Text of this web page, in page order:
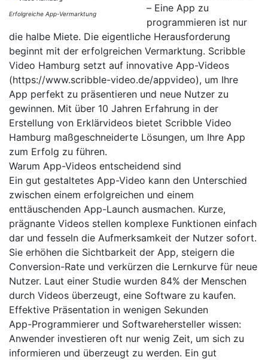
Erfolgreiche App-Vermarktung
– Eine App zu
programmieren ist nur
die halbe Miete. Die eigentliche Herausforderung
beginnt mit der erfolgreichen Vermarktung. Scribble
Video Hamburg setzt auf innovative App-Videos
(https://www.scribble-video.de/appvideo), um Ihre
App perfekt zu präsentieren und neue Nutzer zu
gewinnen. Mit über 10 Jahren Erfahrung in der
Erstellung von Erklärvideos bietet Scribble Video
Hamburg maßgeschneiderte Lösungen, um Ihre App
zum Erfolg zu führen.
Warum App-Videos entscheidend sind
Ein gut gestaltetes App-Video kann den Unterschied
zwischen einem erfolgreichen und einem
enttäuschenden App-Launch ausmachen. Kurze,
prägnante Videos stellen komplexe Funktionen einfach
dar und fesseln die Aufmerksamkeit der Nutzer sofort.
Sie erhöhen die Sichtbarkeit der App, steigern die
Conversion-Rate und verkürzen die Lernkurve für neue
Nutzer. Laut einer Studie wurden 84% der Menschen
durch Videos überzeugt, eine Software zu kaufen.
Effektive Präsentation in wenigen Sekunden
App-Programmierer und Softwarehersteller wissen:
Anwender investieren oft nur wenig Zeit, um sich zu
informieren und überzeugt zu werden. Ein gut